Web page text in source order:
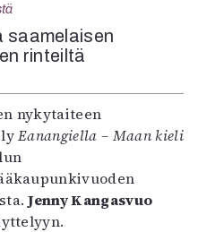
saamelaisen
rinteiltä
nykytaiteen
Eanangiella – Maan kieli
Jenny Kangasvuo